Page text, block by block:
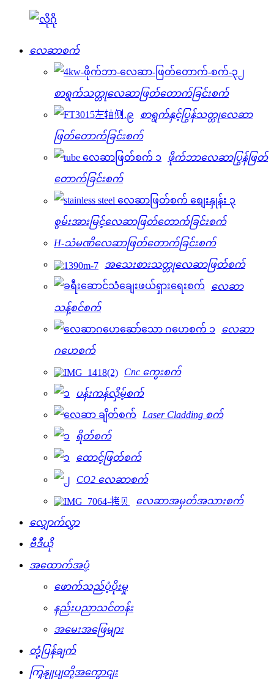
လေဆာစက်
စာရွက်သတ္တုလေဆာဖြတ်တောက်ခြင်းစက်
စာရွက်နှင့်ပြွန်သတ္တုလေဆာ
ဖြတ်တောက်ခြင်းစက်
ဖိုက်ဘာလေဆာပြွန်ဖြတ်
တောက်ခြင်းစက်
စွမ်းအားမြင့်လေဆာဖြတ်တောက်ခြင်းစက်
H-သံမဏိလေဆာဖြတ်တောက်ခြင်းစက်
အသေးစားသတ္တုလေဆာဖြတ်စက်
လေဆာ
သန့်စင်စက်
လေဆာ
ဂဟေစက်
Cnc ကွေးစက်
ပန်းကန်လှိမ့်စက်
Laser Cladding စက်
ရိတ်စက်
ထောင့်ဖြတ်စက်
CO2 လေဆာစက်
လေဆာအမှတ်အသားစက်
လျှောက်လွှာ
ဗီဒီယို
အထောက်အပံ့
ဖောက်သည်ပံ့ပိုးမှု
နည်းပညာသင်တန်း
အမေးအဖြေများ
တုံ့ပြန်ချက်
ကြှနျုပျတို့အကွောငျး